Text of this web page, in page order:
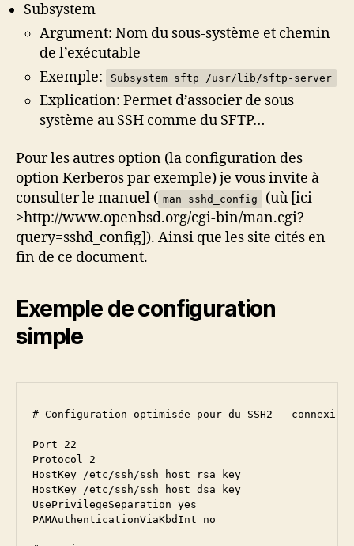
Subsystem
Argument: Nom du sous-système et chemin
de l’exécutable
Exemple:
Subsystem sftp /usr/lib/sftp-server
Explication: Permet d’associer de sous
système au SSH comme du SFTP…
Pour les autres option (la configuration des
option Kerberos par exemple) je vous invite à
consulter le manuel ( man sshd_config
(uù [ici-
>http://www.openbsd.org/cgi-bin/man.cgi?
query=sshd_config]). Ainsi que les site cités en
fin de ce document.
Exemple de configuration
simple
# Configuration optimisée pour du SSH2 - connexion
Port 22
Protocol 2
HostKey /etc/ssh/ssh_host_rsa_key
HostKey /etc/ssh/ssh_host_dsa_key
UsePrivilegeSeparation yes
PAMAuthenticationViaKbdInt no